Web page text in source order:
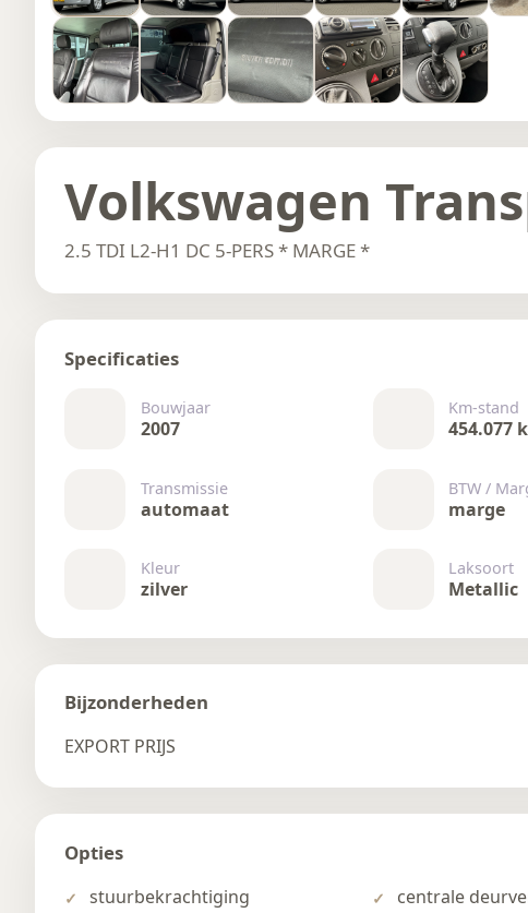
Volkswagen
2.5 TDI L2-H1 DC 5-PERS * MARGE *
Specificaties
Bouwjaar
2007
Km-stand
454.077
Transmissie
automaat
BTW /
marge
Kleur
zilver
Laksoort
Metallic
Bijzonderheden
EXPORT PRIJS
Opties
stuurbekrachtiging centrale